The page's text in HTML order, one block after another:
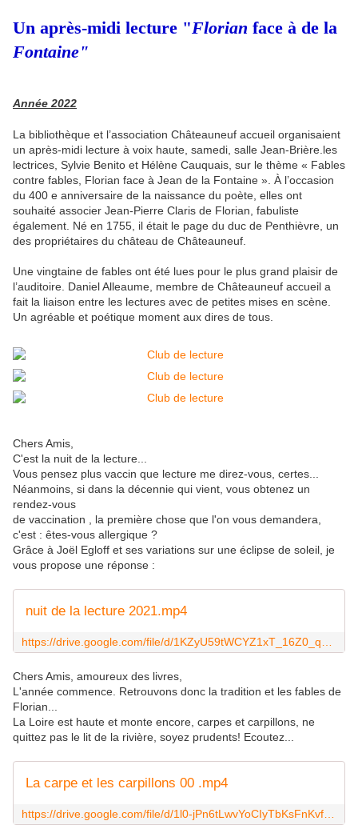
Un après-midi lecture "Florian face à de la
Fontaine"
Année 2022
La bibliothèque et l’association Châteauneuf accueil organisaient
un après-midi lecture à voix haute, samedi, salle Jean-Brière.les
lectrices, Sylvie Benito et Hélène Cauquais, sur le thème « Fables
contre fables, Florian face à Jean de la Fontaine ». À l’occasion
du 400 e anniversaire de la naissance du poète, elles ont
souhaité associer Jean-Pierre Claris de Florian, fabuliste
également. Né en 1755, il était le page du duc de Penthièvre, un
des propriétaires du château de Châteauneuf.
Une vingtaine de fables ont été lues pour le plus grand plaisir de
l’auditoire. Daniel Alleaume, membre de Châteauneuf accueil a
fait la liaison entre les lectures avec de petites mises en scène.
Un agréable et poétique moment aux dires de tous.
Chers Amis,
C'est la nuit de la lecture...
Vous pensez plus vaccin que lecture me direz-vous, certes...
Néanmoins, si dans la décennie qui vient, vous obtenez un
rendez-vous
de vaccination , la première chose que l'on vous demandera,
c'est : êtes-vous allergique ?
Grâce à Joël Egloff et ses variations sur une éclipse de soleil, je
vous propose une réponse :
nuit de la lecture 2021.mp4
Chers Amis, amoureux des livres,
L'année commence. Retrouvons donc la tradition et les fables de
Florian...
La Loire est haute et monte encore, carpes et carpillons, ne
quittez pas le lit de la rivière, soyez prudents! Ecoutez...
La carpe et les carpillons 00 .mp4